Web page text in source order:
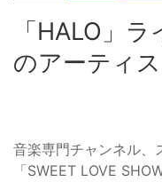
「HALO」
のアーティ
音楽専門チャンネル、
「SWEET LOVE